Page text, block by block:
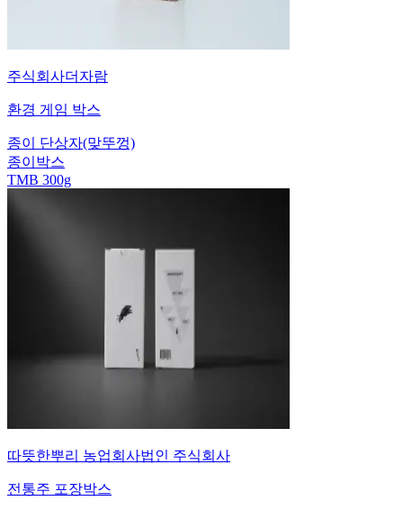
주식회사더자람
환경 게임 박스
종이 단상자(맞뚜껑)
종이박스
TMB 300g
따뜻한뿌리 농업회사법인 주식회사
전통주 포장박스